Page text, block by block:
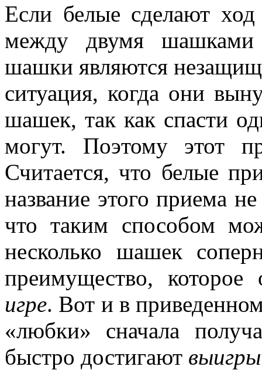
Если белые сделают
между двумя шашками
шашки являются
ситуация, когда они
шашек, так как спасти
могут. Поэтому этот
Считается, что белые
название этого приема
что таким способом
несколько шашек
преимущество,
игре. Вот и в
«любки» сначала
быстро достигают